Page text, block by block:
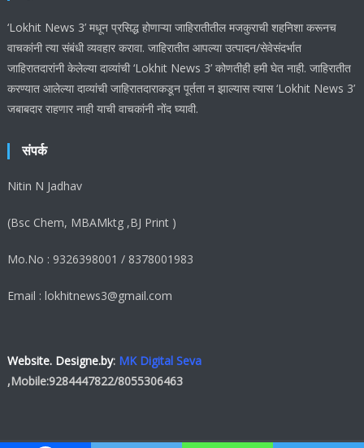
‘Lokhit News 3’ मधून प्रसिद्ध होणाऱ्या जाहिरातीतील मजकुराची शहनिशा करूनच
वाचकांनी त्या संबंधी व्यवहार करावा. जाहिरातीत आपल्या उत्पादन/सेवेसंदर्भात
जाहिरातदारांनी केलेल्या दाव्यांची ‘Lokhit News 3’ कोणतीही हमी घेत नाही. जाहिरातीत
करण्यात आलेल्या दाव्यांची जाहिरातदाराकडून पूर्तता न झाल्यास त्यास ‘Lokhit News 3’
जबाबदार राहणार नाही याची वाचकांनी नोंद घ्यावी.
संपर्क
Nitin N Jadhav
(Bsc Chem, MBAMktg ,BJ Print )
Mo.No : 9326398001 / 8378001983
Email : lokhitnews3@gmail.com
Website. Designe.by: MK Digital Seva
,Mobile:9284447822/8055306463